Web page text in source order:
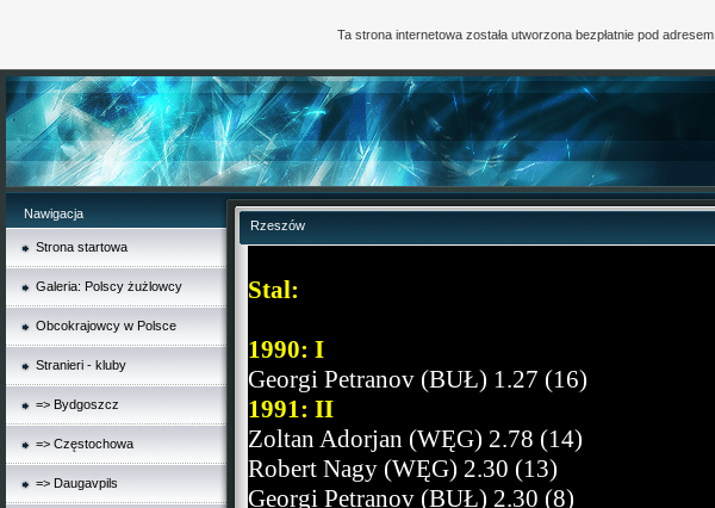
Nawigacja
Strona startowa
Galeria: Polscy żużlowcy
Obcokrajowcy w Polsce
Stranieri - kluby
=> Bydgoszcz
=> Częstochowa
=> Daugavpils
Rzeszów
Stal:
1990: I
Georgi Petranov (BUŁ) 1.27 (16)
1991: II
Zoltan Adorjan (WĘG) 2.78 (14)
Robert Nagy (WĘG) 2.30 (13)
Georgi Petranov (BUŁ) 2.30 (8)
Ta strona internetowa została utworzona bezpłatnie pod adresem